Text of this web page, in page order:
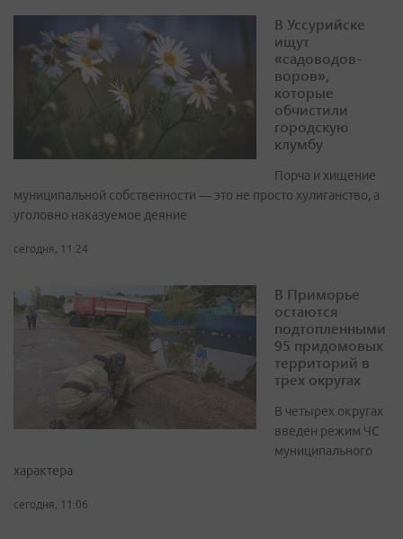
В Уссурийске
ищут
«садоводов-
воров»,
которые
обчистили
городскую
клумбу
Порча и хищение
муниципальной собственности — это не просто хулиганство, а
уголовно наказуемое деяние
сегодня, 11:24
В Приморье
остаются
подтопленными
95 придомовых
территорий в
трех округах
В четырех округах
введен режим ЧС
муниципального
характера
сегодня, 11:06